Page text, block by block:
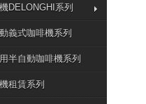
DELONGHI系列
義式咖啡機系列
半自動咖啡機系列
租賃系列